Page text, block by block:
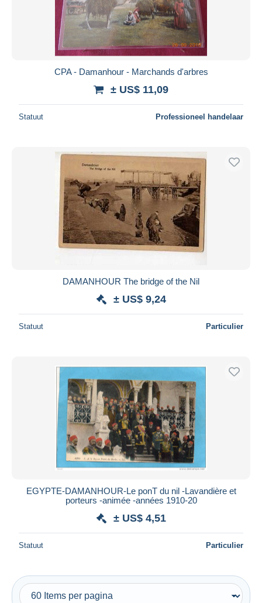
CPA - Damanhour - Marchands d'arbres
± US$ 11,09
Statuut Professioneel handelaar
DAMANHOUR The bridge of the Nil
± US$ 9,24
Statuut Particulier
EGYPTE-DAMANHOUR-Le ponT du nil -Lavandière et
porteurs -animée -années 1910-20
± US$ 4,51
Statuut Particulier